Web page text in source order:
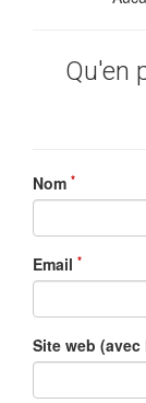
Qu'en
Nom *
Email *
Site web